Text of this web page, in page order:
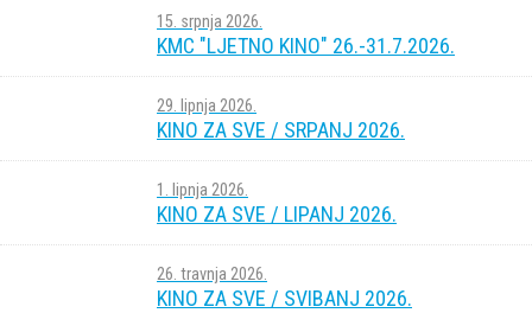
15. srpnja 2026.
KMC "LJETNO KINO" 26.-31.7.2026.
29. lipnja 2026.
KINO ZA SVE / SRPANJ 2026.
1. lipnja 2026.
KINO ZA SVE / LIPANJ 2026.
26. travnja 2026.
KINO ZA SVE / SVIBANJ 2026.